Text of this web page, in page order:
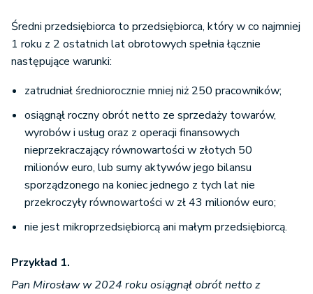
Średni przedsiębiorca to przedsiębiorca, który w co najmniej
1 roku z 2 ostatnich lat obrotowych spełnia łącznie
następujące warunki:
zatrudniał średniorocznie mniej niż 250 pracowników;
osiągnął roczny obrót netto ze sprzedaży towarów,
wyrobów i usług oraz z operacji finansowych
nieprzekraczający równowartości w złotych 50
milionów euro, lub sumy aktywów jego bilansu
sporządzonego na koniec jednego z tych lat nie
przekroczyły równowartości w zł 43 milionów euro;
nie jest mikroprzedsiębiorcą ani małym przedsiębiorcą.
Przykład 1.
Pan Mirosław w 2024 roku osiągnął obrót netto z